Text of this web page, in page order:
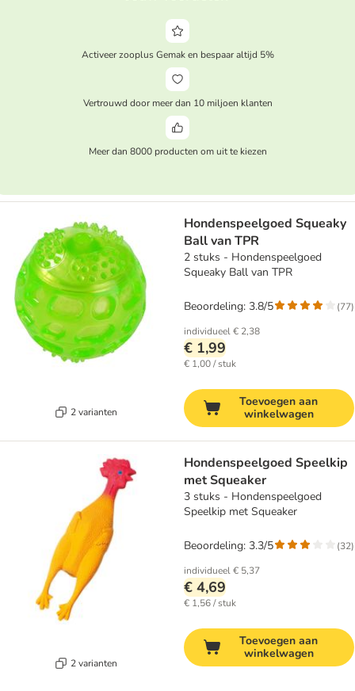
Activeer zooplus Gemak en bespaar altijd 5%
Vertrouwd door meer dan 10 miljoen klanten
Meer dan 8000 producten om uit te kiezen
2 varianten
Hondenspeelgoed Squeaky
Ball van TPR
2 stuks - Hondenspeelgoed
Squeaky Ball van TPR
individueel€ 2,38
€ 1,99
€ 1,00 / stuk
Beoordeling: 3.8/5 (77)
Toevoegen aan
winkelwagen
2 varianten
Hondenspeelgoed Speelkip
met Squeaker
3 stuks - Hondenspeelgoed
Speelkip met Squeaker
individueel€ 5,37
€ 4,69
€ 1,56 / stuk
Beoordeling: 3.3/5 (32)
Toevoegen aan
winkelwagen